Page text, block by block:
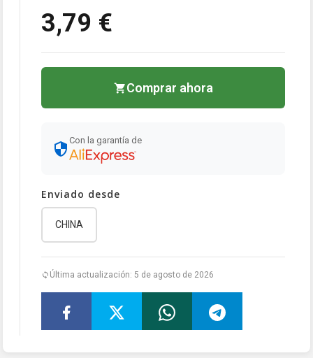
3,79 €
Comprar ahora
Con la garantía de
Enviado desde
CHINA
Última actualización: 5 de agosto de 2026